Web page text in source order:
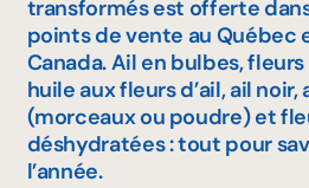
transformés est offerte
points de vente au Québec
Canada. Ail en bulbes,
huile aux fleurs d’ail, ail
(morceaux ou poudre) et
déshydratées : tout pour
l’année.